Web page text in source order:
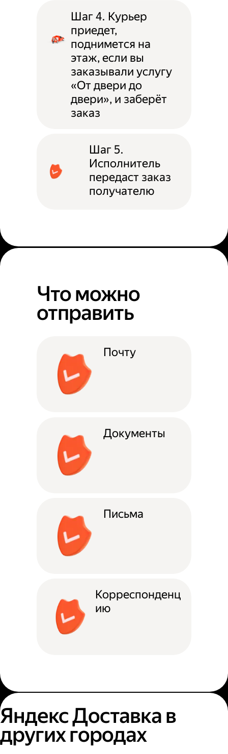
Шаг 4. Курьер
приедет,
поднимется на
этаж, если вы
заказывали услугу
«От двери до
двери», и заберёт
заказ
Шаг 5.
Исполнитель
передаст заказ
получателю
Что можно
отправить
Почту
Документы
Письма
Корреспонденц
ию
Яндекс Доставка в
других городах